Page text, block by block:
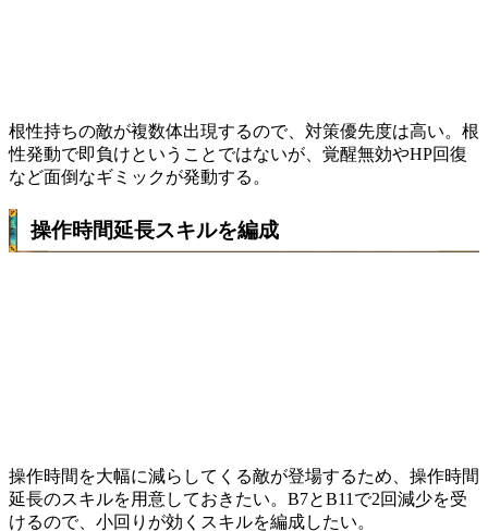
根性持ちの敵が複数体出現するので、対策優先度は高い。根
性発動で即負けということではないが、覚醒無効やHP回復
など面倒なギミックが発動する。
操作時間延長スキルを編成
操作時間を大幅に減らしてくる敵が登場するため、操作時間
延長のスキルを用意しておきたい。B7とB11で2回減少を受
けるので、小回りが効くスキルを編成したい。